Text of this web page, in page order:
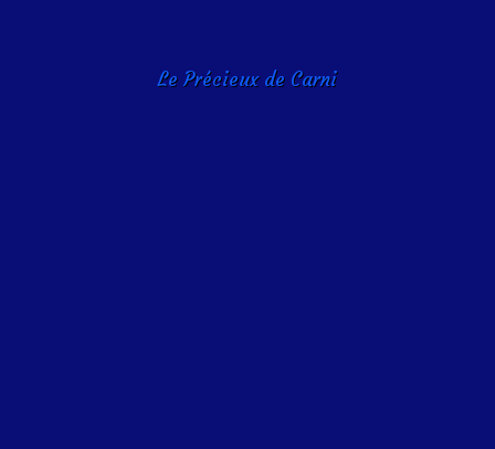
Le Précieux de Carni